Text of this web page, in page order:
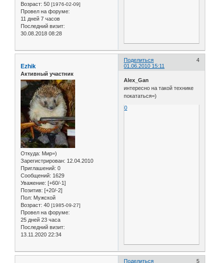
Возраст: 50 [1976-02-09]
Провел на форуме:
11 дней 7 часов
Последний визит:
30.08.2018 08:28
Поделиться
4
01.06.2010 15:11
Ezhik
Активный участник
Откуда: Мир=)
Зарегистрирован: 12.04.2010
Приглашений: 0
Сообщений: 1629
Уважение: [+60/-1]
Позитив: [+20/-2]
Пол: Мужской
Возраст: 40 [1985-09-27]
Провел на форуме:
25 дней 23 часа
Последний визит:
13.11.2020 22:34
Alex_Gan
интересно на такой технике
покататься=)
0
Поделиться 5